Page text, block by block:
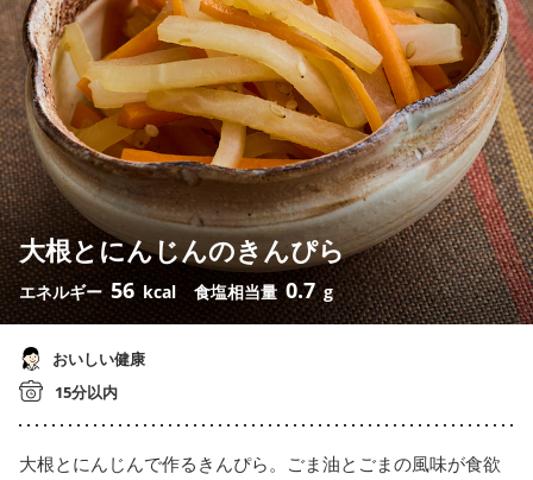
大根とにんじんのきんぴら
エネルギー 56 kcal 食塩相当量 0.7 g
おいしい健康
15分以内
大根とにんじんで作るきんぴら。ごま油とごまの風味が食欲